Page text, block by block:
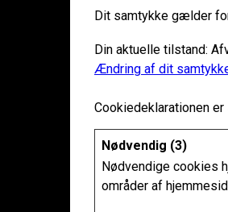
Dit samtykke gælder
Din aktuelle tilstand:
Ændring af dit
Cookiedeklarationen
Nødvendig (3)
Nødvendige cookies
områder af